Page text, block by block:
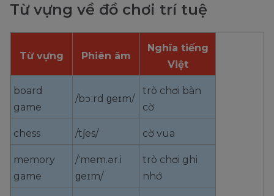
Từ vựng về đồ chơi trí tuệ
Từ vựng Phiên âm
Nghĩa tiếng
Việt
board
game
/bɔːrd ɡeɪm/
trò chơi bàn
cờ
chess /tʃes/ cờ vua
memory
game
/ˈmem.ər.i
ɡeɪm/
trò chơi ghi
nhớ